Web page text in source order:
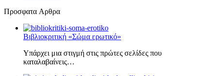
Πρoσφατα Aρθρα
Βιβλιοκριτική «Σώμα ερωτικό»
Υπάρχει μια στιγμή στις πρώτες σελίδες που
καταλαβαίνεις…